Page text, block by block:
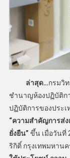
ล่าสุด…กรมวิ
ชำนาญห้องปฏิบัติก
ปฏิบัติการของประ
“ความสำคัญการส่
ยั่งยืน” ขึ้น เมื่อวันที่
ริกิติ์ กรุงเทพมหาน